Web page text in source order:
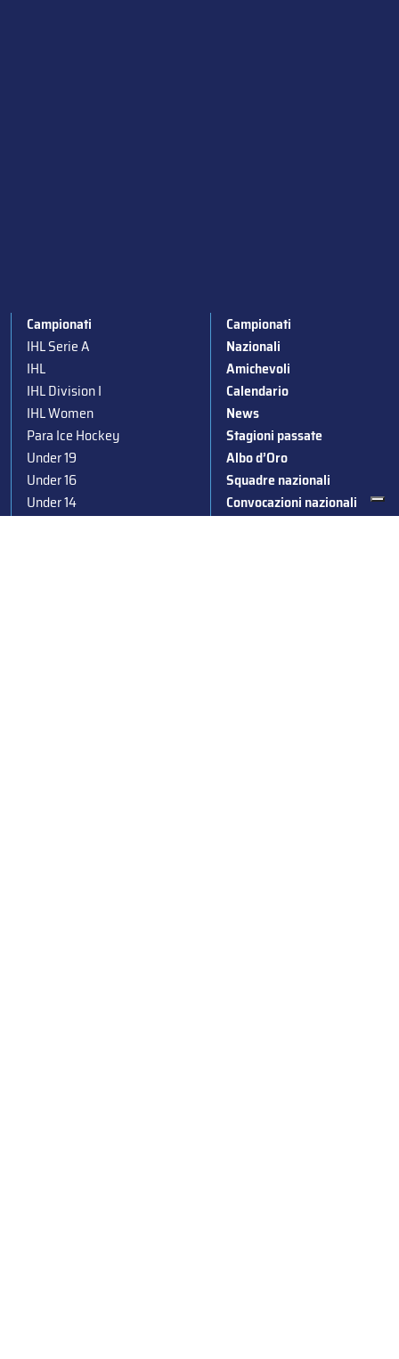
Campionati
IHL Serie A
IHL
IHL Division I
IHL Women
Para Ice Hockey
Under 19
Under 16
Under 14
Campionati
Nazionali
Amichevoli
Calendario
News
Stagioni passate
Albo d’Oro
Squadre nazionali
Convocazioni nazionali